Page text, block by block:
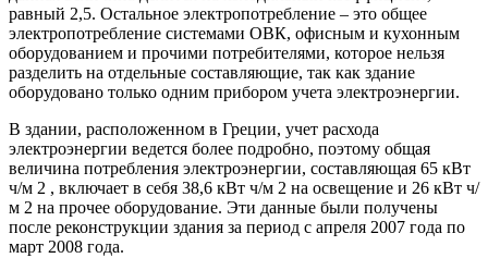
равный 2,5. Остальное электропотребление – это общее
электропотребление системами ОВК, офисным и кухонным
оборудованием и прочими потребителями, которое нельзя
разделить на отдельные составляющие, так как здание
оборудовано только одним прибором учета электроэнергии.
В здании, расположенном в Греции, учет расхода
электроэнергии ведется более подробно, поэтому общая
величина потребления электроэнергии, составляющая 65 кВт
ч/м 2 , включает в себя 38,6 кВт ч/м 2 на освещение и 26 кВт ч/
м 2 на прочее оборудование. Эти данные были получены
после реконструкции здания за период с апреля 2007 года по
март 2008 года.